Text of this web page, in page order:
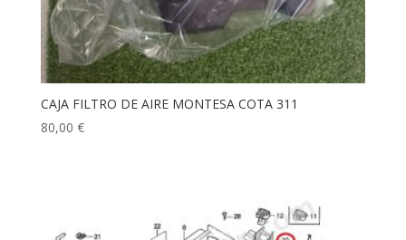
CAJA FILTRO DE AIRE MONTESA COTA 311
80,00 €